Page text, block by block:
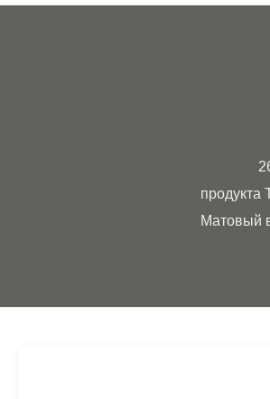
продукта
Матовый